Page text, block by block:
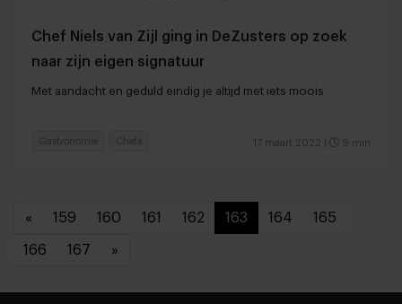
Chef Niels van Zijl ging in DeZusters op zoek
naar zijn eigen signatuur
Met aandacht en geduld eindig je altijd met iets moois
17 maart 2022 9 min
Gastronomie Chefs
« 159 160 161 162 163 164 165
166 167 »